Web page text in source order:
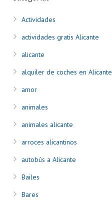
Actividades
actividades gratis Alicante
alicante
alquiler de coches en Alicante
amor
animales
animales alicante
arroces alicantinos
autobús a Alicante
Bailes
Bares